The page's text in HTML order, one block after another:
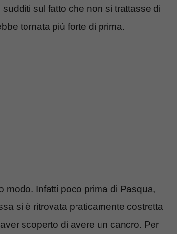
sul fatto che non si trattasse di
tornata più forte di prima.
modo. Infatti poco prima di Pasqua,
si è ritrovata praticamente costretta
scoperto di avere un cancro. Per